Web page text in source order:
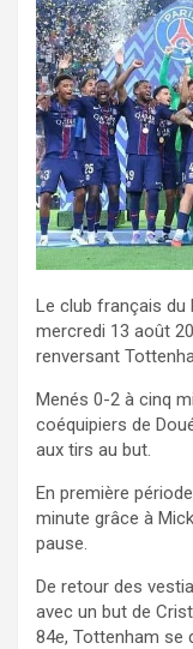
Le club français du
mercredi 13 août
renversant
Menés 0-2 à cinq
coéquipiers de
aux tirs au but.
En première
minute grâce à
pause.
De retour des
avec un but de
84e, Tottenham se